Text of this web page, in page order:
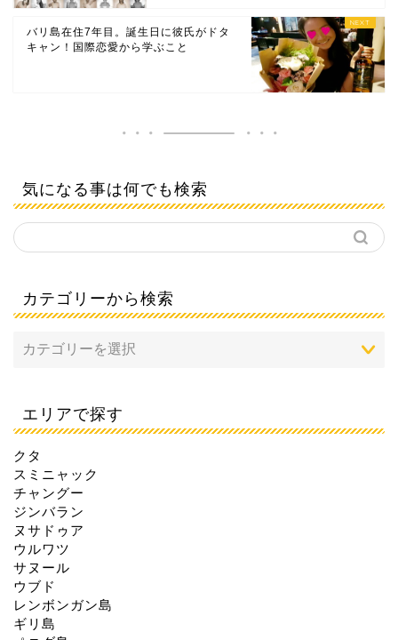
バリ島在住7年目。誕生日に彼氏がドタ
キャン！国際恋愛から学ぶこと
気になる事は何でも検索
カテゴリーから検索
エリアで探す
クタ
スミニャック
チャングー
ジンバラン
ヌサドゥア
ウルワツ
サヌール
ウブド
レンボンガン島
ギリ島